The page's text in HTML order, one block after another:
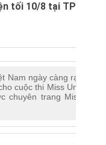
tối 10/8 tại TP
Nam ngày càng rạng rỡ
cuộc thi Miss Universe
chuyên trang